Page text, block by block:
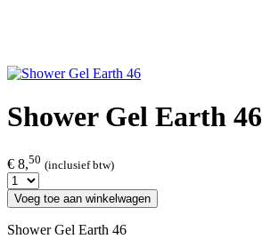
Shower Gel Earth 46
€ 8,50 (inclusief btw)
Voeg toe aan winkelwagen
Shower Gel Earth 46